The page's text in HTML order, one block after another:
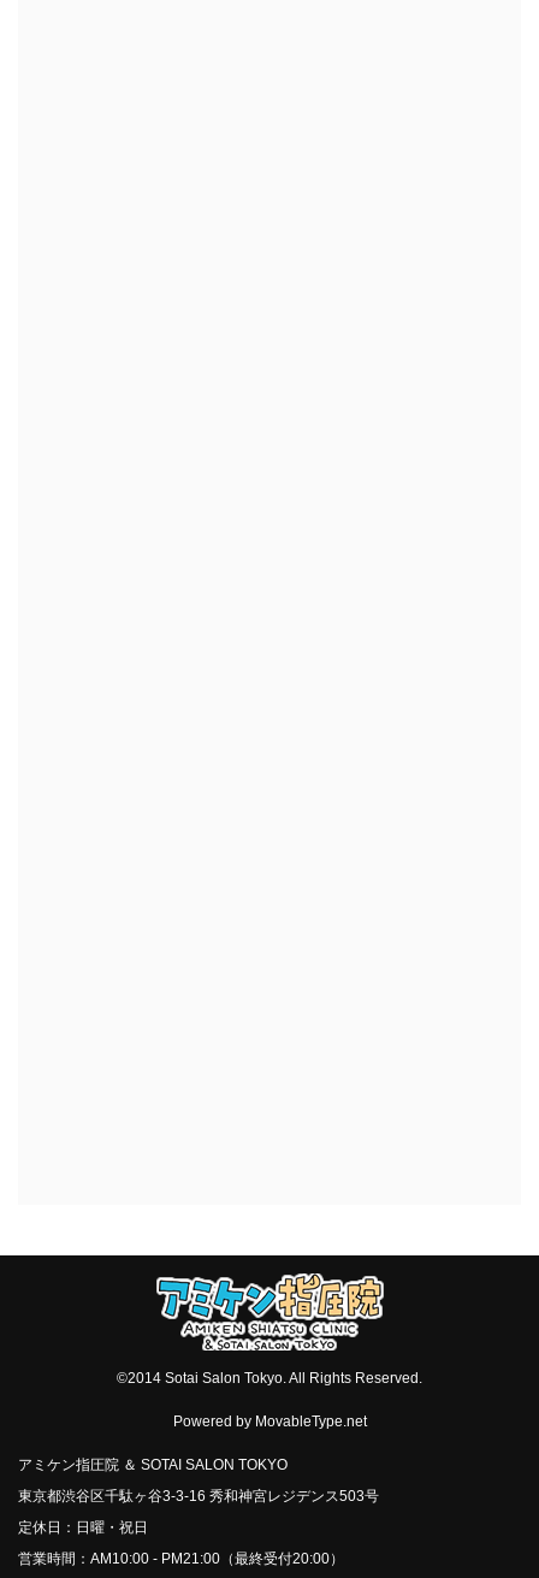
©2014 Sotai Salon Tokyo. All Rights Reserved.
Powered by MovableType.net
アミケン指圧院 ＆ SOTAI SALON TOKYO
東京都渋谷区千駄ヶ谷3-3-16 秀和神宮レジデンス503号
定休日：日曜・祝日
営業時間：AM10:00 - PM21:00（最終受付20:00）